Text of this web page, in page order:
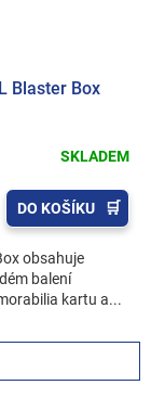
Blaster Box
SKLADEM
DO KOŠÍKU
obsahuje
balení
kartu a...